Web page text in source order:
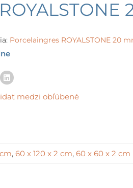
€
€
Porcelaingres ROYALSTONE 20
medzi obľúbené
, 60 x 120 x 2 cm, 60 x 60 x 2 cm